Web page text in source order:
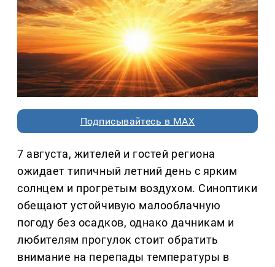
Подписывайтесь в MAX
7 августа, жителей и гостей региона
ожидает типичный летний день с ярким
солнцем и прогретым воздухом. Синоптики
обещают устойчивую малооблачную
погоду без осадков, однако дачникам и
любителям прогулок стоит обратить
внимание на перепады температуры в